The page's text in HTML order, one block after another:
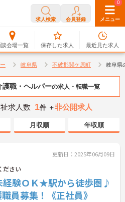
求人検索 会員登録 メニュー
談会場一覧
0
保存した求人
0
最近見た求人
岐阜県 不破郡関ケ原町 岐阜県
護職・ヘルパーの求人・転職一覧
求人数 1件 ＋非公開求人
月収順 年収順
更新日：2025年06月09日
ださい
経験ＯＫ★駅から徒歩圏♪
員募集！《正社員》